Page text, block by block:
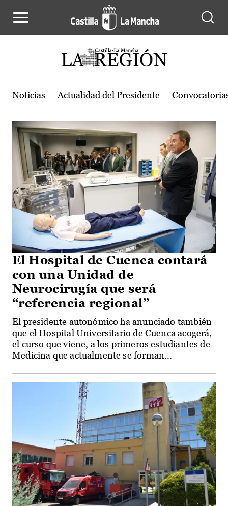
Actualidad de la región de Castilla-
Noticias Actualidad del Presidente
El Hospital de Cuenca contará
con una Unidad de
Neurocirugía que será
“referencia regional”
El presidente autonómico ha anunciado también
que el Hospital Universitario de Cuenca acogerá,
el curso que viene, a los primeros estudiantes de
Medicina que actualmente se forman...